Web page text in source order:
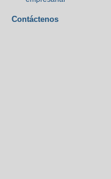
Contáctenos